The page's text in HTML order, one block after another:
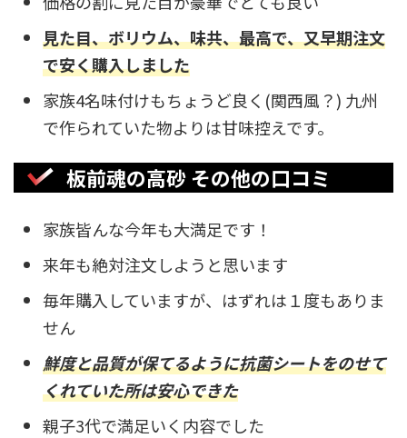
見た目、ボリウム、味共、最高で、又早期注文
で安く購入しました
家族4名味付けもちょうど良く(関西風？) 九州
で作られていた物よりは甘味控えです。
板前魂の高砂 その他の口コミ
家族皆んな今年も大満足です！
来年も絶対注文しようと思います
毎年購入していますが、はずれは１度もありま
せん
鮮度と品質が保てるように抗菌シートをのせて
くれていた所は安心できた
親子3代で満足いく内容でした